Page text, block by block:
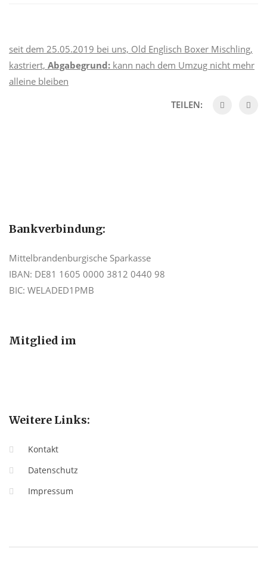
seit dem 25.05.2019 bei uns, Old Englisch Boxer Mischling,
kastriert, Abgabegrund: kann nach dem Umzug nicht mehr
alleine bleiben
TEILEN:
Bankverbindung:
Mittelbrandenburgische Sparkasse
IBAN: DE81 1605 0000 3812 0440 98
BIC: WELADED1PMB
Mitglied im
Weitere Links:
Kontakt
Datenschutz
Impressum